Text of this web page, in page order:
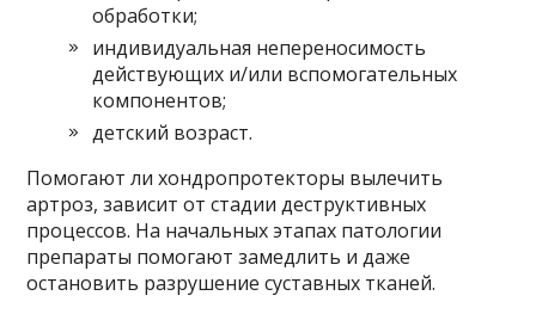
обработки;
индивидуальная непереносимость
действующих и/или вспомогательных
компонентов;
детский возраст.
Помогают ли хондропротекторы вылечить
артроз, зависит от стадии деструктивных
процессов. На начальных этапах патологии
препараты помогают замедлить и даже
остановить разрушение суставных тканей.